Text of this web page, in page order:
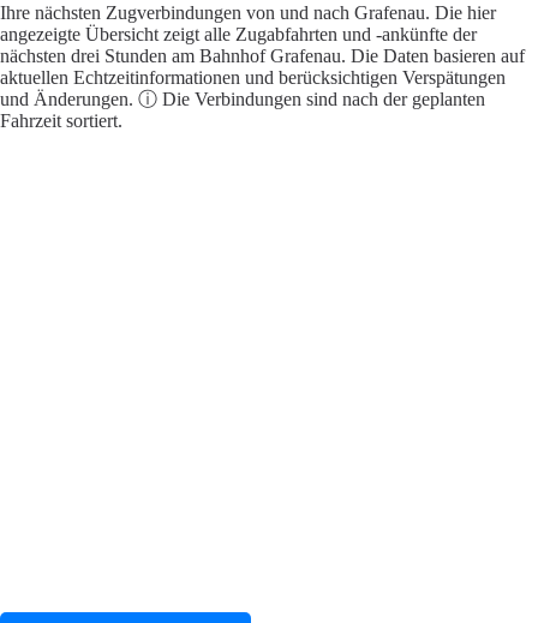
Ihre nächsten Zugverbindungen von und nach Grafenau. Die hier
angezeigte Übersicht zeigt alle Zugabfahrten und -ankünfte der
nächsten drei Stunden am Bahnhof Grafenau. Die Daten basieren auf
aktuellen Echtzeitinformationen und berücksichtigen Verspätungen
und Änderungen. ⓘ Die Verbindungen sind nach der geplanten
Fahrzeit sortiert.